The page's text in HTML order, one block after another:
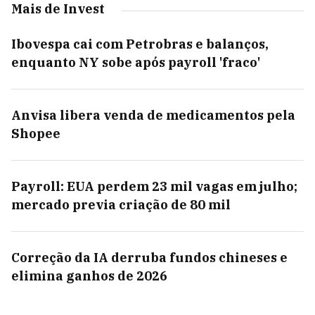
Mais de Invest
Ibovespa cai com Petrobras e balanços,
enquanto NY sobe após payroll 'fraco'
Anvisa libera venda de medicamentos pela
Shopee
Payroll: EUA perdem 23 mil vagas em julho;
mercado previa criação de 80 mil
Correção da IA derruba fundos chineses e
elimina ganhos de 2026